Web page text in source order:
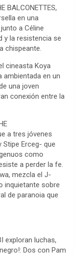
BALCONETTES,
en una
a Céline
y la resistencia se
chispeante.
cineasta Koya
ambientada en un
una joven
conexión entre la
a tres jóvenes
Stipe Erceg- que
como
a perder la fe.
mezcla el J-
inquietante sobre
de paranoia que
exploran luchas,
Dos con Pam